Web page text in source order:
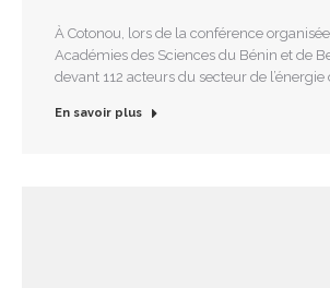
À Cotonou, lors de la conférence
Académies des Sciences du Bénin et de
devant 112 acteurs du secteur de l’énergie
En savoir plus